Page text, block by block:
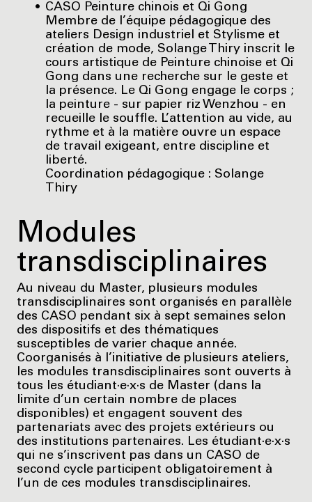
CASO Peinture chinois et Qi Gong
Membre de l’équipe pédagogique des
ateliers Design industriel et Stylisme et
création de mode, Solange Thiry inscrit le
cours artistique de Peinture chinoise et Qi
Gong dans une recherche sur le geste et
la présence. Le Qi Gong engage le corps ;
la peinture - sur papier riz Wenzhou - en
recueille le souffle. L’attention au vide, au
rythme et à la matière ouvre un espace
de travail exigeant, entre discipline et
liberté.
Coordination pédagogique : Solange
Thiry
Modules
transdisciplinaires
Au niveau du Master, plusieurs modules
transdisciplinaires sont organisés en parallèle
des CASO pendant six à sept semaines selon
des dispositifs et des thématiques
susceptibles de varier chaque année.
Coorganisés à l’initiative de plusieurs ateliers,
les modules transdisciplinaires sont ouverts à
tous les étudiant·e·x·s de Master (dans la
limite d’un certain nombre de places
disponibles) et engagent souvent des
partenariats avec des projets extérieurs ou
des institutions partenaires. Les étudiant·e·x·s
qui ne s’inscrivent pas dans un CASO de
second cycle participent obligatoirement à
l’un de ces modules transdisciplinaires.